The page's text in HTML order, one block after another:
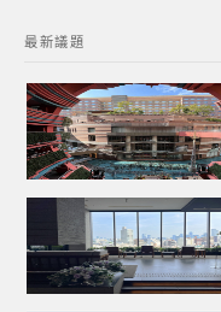
最新議題